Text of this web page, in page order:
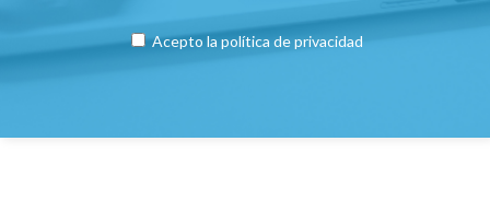
Acepto la política de privacidad